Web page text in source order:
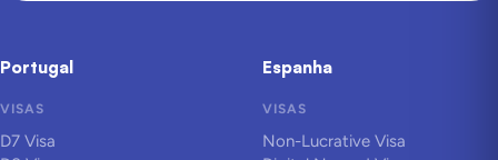
Portugal
VISAS
D7 Visa
Espanha
VISAS
Non-Lucrative Visa